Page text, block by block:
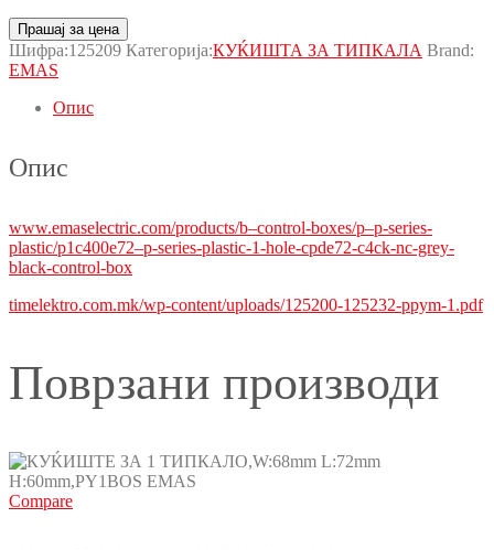
Прашај за цена
Шифра:125209 Категорија:КУЌИШТА ЗА ТИПКАЛА Brand:
EMAS
Опис
Опис
www.emaselectric.com/products/b–control-boxes/p–p-series-
plastic/p1c400e72–p-series-plastic-1-hole-cpde72-c4ck-nc-grey-
black-control-box
timelektro.com.mk/wp-content/uploads/125200-125232-ppym-1.pdf
Поврзани производи
Compare